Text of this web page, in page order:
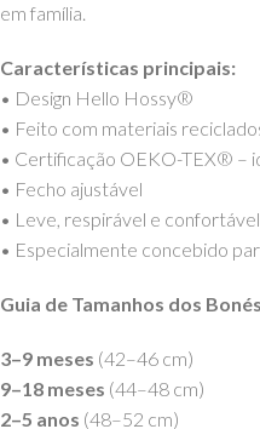
em família.
Características principais:
• Design Hello Hossy®
• Feito com materiais
• Certificação OEKO-TEX® –
• Fecho ajustável
• Leve, respirável e confortável
• Especialmente concebido
Guia de Tamanhos dos
3–9 meses (42–46 cm)
9–18 meses (44–48 cm)
2–5 anos (48–52 cm)